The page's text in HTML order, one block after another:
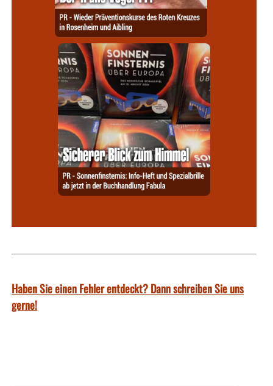
Haben Sie einen Fehler entdeckt? Dann schreiben Sie uns
gerne!